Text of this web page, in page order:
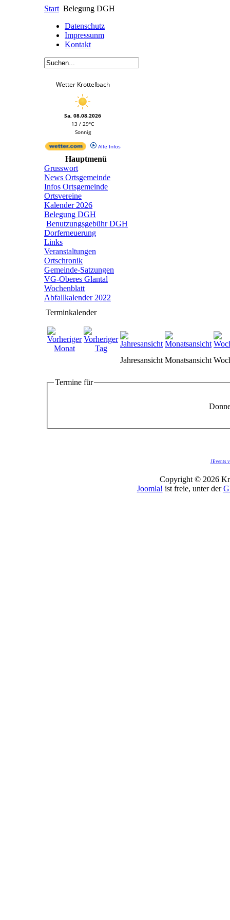
Start Belegung DGH
Datenschutz
Impressunm
Kontakt
Wetter Krottelbach
Sa, 08.08.2026
13 / 29°C
Sonnig
Alle Infos
Hauptmenü
Grusswort
News Ortsgemeinde
Infos Ortsgemeinde
Ortsvereine
Kalender 2026
Belegung DGH
Benutzungsgebühr DGH
Dorferneuerung
Links
Veranstaltungen
Ortschronik
Gemeinde-Satzungen
VG-Oberes Glantal
Wochenblatt
Abfallkalender 2022
Terminkalender
Jahresansicht Monatsansicht
Termine für
JEvents
Copyright © 2026
Joomla! ist freie, unter der